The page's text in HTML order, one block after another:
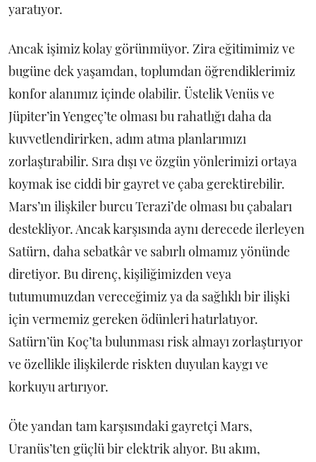
yaratıyor.
Ancak işimiz kolay görünmüyor. Zira eğitimimiz ve
bugüne dek yaşamdan, toplumdan öğrendiklerimiz
konfor alanımız içinde olabilir. Üstelik Venüs ve
Jüpiter’in Yengeç’te olması bu rahatlığı daha da
kuvvetlendirirken, adım atma planlarımızı
zorlaştırabilir. Sıra dışı ve özgün yönlerimizi ortaya
koymak ise ciddi bir gayret ve çaba gerektirebilir.
Mars’ın ilişkiler burcu Terazi’de olması bu çabaları
destekliyor. Ancak karşısında aynı derecede ilerleyen
Satürn, daha sebatkâr ve sabırlı olmamız yönünde
diretiyor. Bu direnç, kişiliğimizden veya
tutumumuzdan vereceğimiz ya da sağlıklı bir ilişki
için vermemiz gereken ödünleri hatırlatıyor.
Satürn’ün Koç’ta bulunması risk almayı zorlaştırıyor
ve özellikle ilişkilerde riskten duyulan kaygı ve
korkuyu artırıyor.
Öte yandan tam karşısındaki gayretçi Mars,
Uranüs’ten güçlü bir elektrik alıyor. Bu akım,